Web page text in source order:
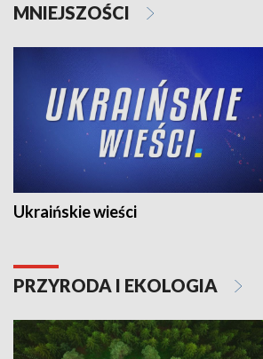
MNIEJSZOŚCI
Ukraińskie wieści
PRZYRODA I EKOLOGIA